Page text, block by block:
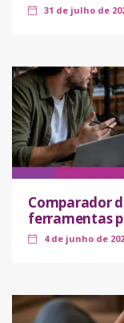
31 de julho de
Comparador
ferramentas
4 de junho de